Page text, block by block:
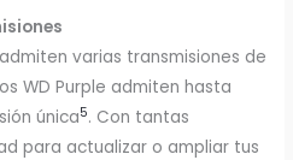
varias transmisiones de
WD Purple admiten hasta
única5. Con tantas
para actualizar o ampliar tus